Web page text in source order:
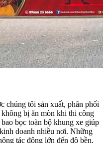
chúng tôi sản xuất, phân phối
bị ăn mòn khi thi công
bọc toàn bộ khung xe giúp
doanh nhiều nơi. Những
tác động lớn đến độ bền,